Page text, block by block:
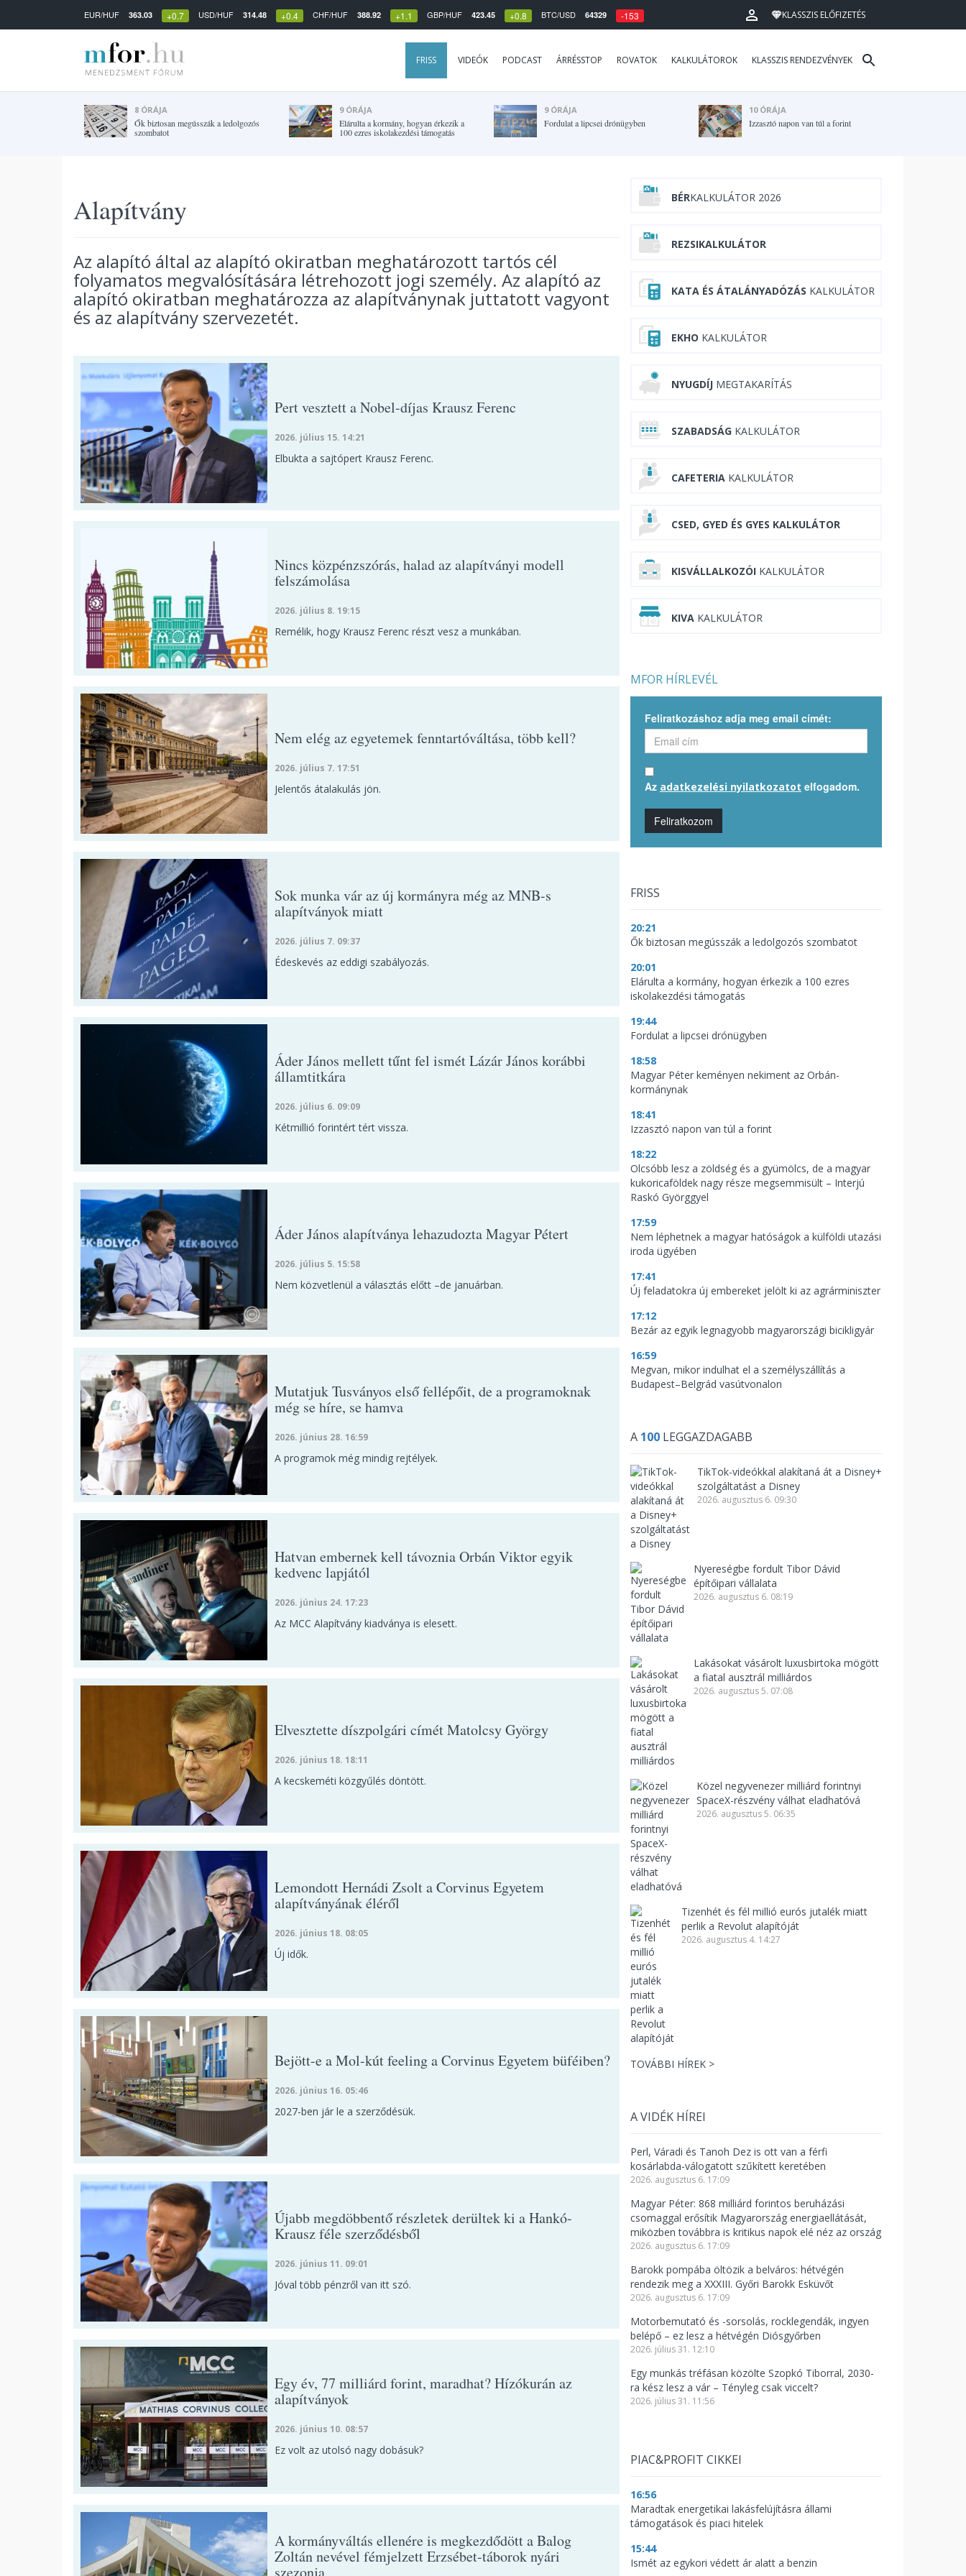
EUR/HUF 363.03 +0.7 USD/HUF 314.48 +0.4 CHF/HUF 388.92 +1.1 GBP/HUF 423.45 +0.8 BTC/USD 64329 -153 KLASSZIS ELŐFIZETÉS
FRISS VIDEÓK PODCAST ÁRRÉSSTOP ROVATOK KALKULÁTOROK KLASSZIS RENDEZVÉNYEK
8 ÓRÁJA
Ők biztosan megússzák a ledolgozós
szombatot
9 ÓRÁJA
Elárulta a kormány, hogyan érkezik a
100 ezres iskolakezdési támogatás
9 ÓRÁJA
Fordulat a lipcsei drónügyben
10 ÓRÁJA
Izzasztó napon van túl a forint
Alapítvány
Az alapító által az alapító okiratban meghatározott tartós cél
folyamatos megvalósítására létrehozott jogi személy. Az alapító az
alapító okiratban meghatározza az alapítványnak juttatott vagyont
és az alapítvány szervezetét.
Pert vesztett a Nobel-díjas Krausz Ferenc
2026. július 15. 14:21
Elbukta a sajtópert Krausz Ferenc.
Nincs közpénzszórás, halad az alapítványi modell
felszámolása
2026. július 8. 19:15
Remélik, hogy Krausz Ferenc részt vesz a munkában.
Nem elég az egyetemek fenntartóváltása, több kell?
2026. július 7. 17:51
Jelentős átalakulás jön.
Sok munka vár az új kormányra még az MNB-s
alapítványok miatt
2026. július 7. 09:37
Édeskevés az eddigi szabályozás.
Áder János mellett tűnt fel ismét Lázár János korábbi
államtitkára
2026. július 6. 09:09
Kétmillió forintért tért vissza.
Áder János alapítványa lehazudozta Magyar Pétert
2026. július 5. 15:58
Nem közvetlenül a választás előtt –de januárban.
Mutatjuk Tusványos első fellépőit, de a programoknak
még se híre, se hamva
2026. június 28. 16:59
A programok még mindig rejtélyek.
Hatvan embernek kell távoznia Orbán Viktor egyik
kedvenc lapjától
2026. június 24. 17:23
Az MCC Alapítvány kiadványa is elesett.
Elvesztette díszpolgári címét Matolcsy György
2026. június 18. 18:11
A kecskeméti közgyűlés döntött.
Lemondott Hernádi Zsolt a Corvinus Egyetem
alapítványának éléről
2026. június 18. 08:05
Új idők.
Bejött-e a Mol-kút feeling a Corvinus Egyetem büféiben?
2026. június 16. 05:46
2027-ben jár le a szerződésük.
Újabb megdöbbentő részletek derültek ki a Hankó-
Krausz féle szerződésből
2026. június 11. 09:01
Jóval több pénzről van itt szó.
Egy év, 77 milliárd forint, maradhat? Hízókurán az
alapítványok
2026. június 10. 08:57
Ez volt az utolsó nagy dobásuk?
A kormányváltás ellenére is megkezdődött a Balog
Zoltán nevével fémjelzett Erzsébet-táborok nyári
szezonja
BÉRKALKULÁTOR 2026
REZSIKALKULÁTOR
KATA ÉS ÁTALÁNYADÓZÁS KALKULÁTOR
EKHO KALKULÁTOR
NYUGDÍJ MEGTAKARÍTÁS
SZABADSÁG KALKULÁTOR
CAFETERIA KALKULÁTOR
CSED, GYED ÉS GYES KALKULÁTOR
KISVÁLLALKOZÓI KALKULÁTOR
KIVA KALKULÁTOR
MFOR HÍRLEVÉL
Feliratkozáshoz adja meg email címét:
Az adatkezelési nyilatkozatot elfogadom.
Feliratkozom
FRISS
20:21
Ők biztosan megússzák a ledolgozós szombatot
20:01
Elárulta a kormány, hogyan érkezik a 100 ezres
iskolakezdési támogatás
19:44
Fordulat a lipcsei drónügyben
18:58
Magyar Péter keményen nekiment az Orbán-
kormánynak
18:41
Izzasztó napon van túl a forint
18:22
Olcsóbb lesz a zöldség és a gyümölcs, de a magyar
kukoricaföldek nagy része megsemmisült – Interjú
Raskó Györggyel
17:59
Nem léphetnek a magyar hatóságok a külföldi utazási
iroda ügyében
17:41
Új feladatokra új embereket jelölt ki az agrárminiszter
17:12
Bezár az egyik legnagyobb magyarországi bicikligyár
16:59
Megvan, mikor indulhat el a személyszállítás a
Budapest–Belgrád vasútvonalon
A 100 LEGGAZDAGABB
TikTok-videókkal alakítaná át a Disney+
szolgáltatást a Disney
2026. augusztus 6. 09:30
Nyereségbe fordult Tibor Dávid
építőipari vállalata
2026. augusztus 6. 08:19
Lakásokat vásárolt luxusbirtoka mögött
a fiatal ausztrál milliárdos
2026. augusztus 5. 07:08
Közel negyvenezer milliárd forintnyi
SpaceX-részvény válhat eladhatóvá
2026. augusztus 5. 06:35
Tizenhét és fél millió eurós jutalék miatt
perlik a Revolut alapítóját
2026. augusztus 4. 14:27
TOVÁBBI HÍREK >
A VIDÉK HÍREI
Perl, Váradi és Tanoh Dez is ott van a férfi
kosárlabda-válogatott szűkített keretében
2026. augusztus 6. 17:09
Magyar Péter: 868 milliárd forintos beruházási
csomaggal erősítik Magyarország energiaellátását,
miközben továbbra is kritikus napok elé néz az ország
2026. augusztus 6. 17:09
Barokk pompába öltözik a belváros: hétvégén
rendezik meg a XXXIII. Győri Barokk Esküvőt
2026. augusztus 6. 17:09
Motorbemutató és -sorsolás, rocklegendák, ingyen
belépő – ez lesz a hétvégén Diósgyőrben
2026. július 31. 12:10
Egy munkás tréfásan közölte Szopkó Tiborral, 2030-
ra kész lesz a vár – Tényleg csak viccelt?
2026. július 31. 11:56
PIAC&PROFIT CIKKEI
16:56
Maradtak energetikai lakásfelújításra állami
támogatások és piaci hitelek
15:44
Ismét az egykori védett ár alatt a benzin